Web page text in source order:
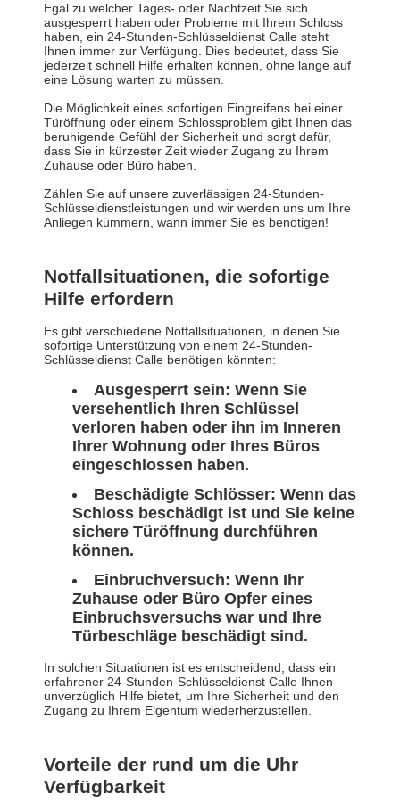
Egal zu welcher Tages- oder Nachtzeit Sie sich
ausgesperrt haben oder Probleme mit Ihrem Schloss
haben, ein 24-Stunden-Schlüsseldienst Calle steht
Ihnen immer zur Verfügung. Dies bedeutet, dass Sie
jederzeit schnell Hilfe erhalten können, ohne lange auf
eine Lösung warten zu müssen.
Die Möglichkeit eines sofortigen Eingreifens bei einer
Türöffnung oder einem Schlossproblem gibt Ihnen das
beruhigende Gefühl der Sicherheit und sorgt dafür,
dass Sie in kürzester Zeit wieder Zugang zu Ihrem
Zuhause oder Büro haben.
Zählen Sie auf unsere zuverlässigen 24-Stunden-
Schlüsseldienstleistungen und wir werden uns um Ihre
Anliegen kümmern, wann immer Sie es benötigen!
Notfallsituationen, die sofortige
Hilfe erfordern
Es gibt verschiedene Notfallsituationen, in denen Sie
sofortige Unterstützung von einem 24-Stunden-
Schlüsseldienst Calle benötigen könnten:
Ausgesperrt sein: Wenn Sie
versehentlich Ihren Schlüssel
verloren haben oder ihn im Inneren
Ihrer Wohnung oder Ihres Büros
eingeschlossen haben.
Beschädigte Schlösser: Wenn das
Schloss beschädigt ist und Sie keine
sichere Türöffnung durchführen
können.
Einbruchversuch: Wenn Ihr
Zuhause oder Büro Opfer eines
Einbruchsversuchs war und Ihre
Türbeschläge beschädigt sind.
In solchen Situationen ist es entscheidend, dass ein
erfahrener 24-Stunden-Schlüsseldienst Calle Ihnen
unverzüglich Hilfe bietet, um Ihre Sicherheit und den
Zugang zu Ihrem Eigentum wiederherzustellen.
Vorteile der rund um die Uhr
Verfügbarkeit